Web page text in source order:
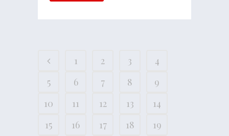
1 2 3
4
5
6 7 8
9
10
11 12 13
14
15
16 17 18
19